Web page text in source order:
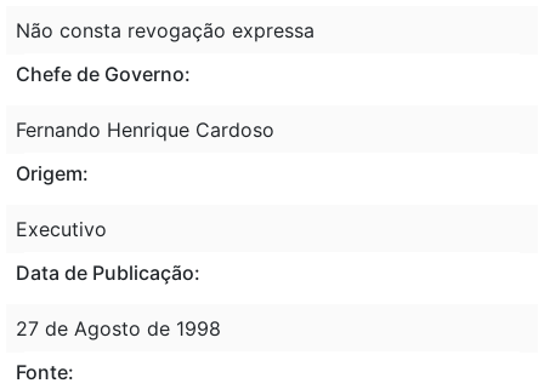
Não consta revogação expressa
Chefe de Governo:
Fernando Henrique Cardoso
Origem:
Executivo
Data de Publicação:
27 de Agosto de 1998
Fonte: